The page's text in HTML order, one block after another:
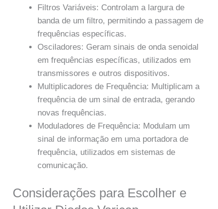
Filtros Variáveis: Controlam a largura de
banda de um filtro, permitindo a passagem de
frequências específicas.
Osciladores: Geram sinais de onda senoidal
em frequências específicas, utilizados em
transmissores e outros dispositivos.
Multiplicadores de Frequência: Multiplicam a
frequência de um sinal de entrada, gerando
novas frequências.
Moduladores de Frequência: Modulam um
sinal de informação em uma portadora de
frequência, utilizados em sistemas de
comunicação.
Considerações para Escolher e